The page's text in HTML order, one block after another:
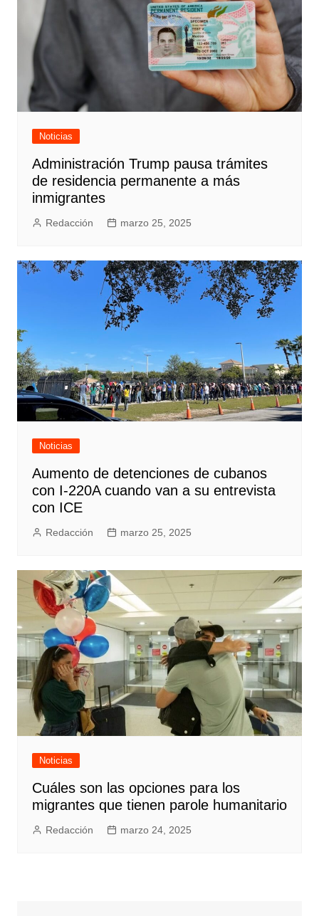
Noticias
Administración Trump pausa trámites
de residencia permanente a más
inmigrantes
Redacción marzo 25, 2025
Noticias
Aumento de detenciones de cubanos
con I-220A cuando van a su entrevista
con ICE
Redacción marzo 25, 2025
Noticias
Cuáles son las opciones para los
migrantes que tienen parole humanitario
Redacción marzo 24, 2025